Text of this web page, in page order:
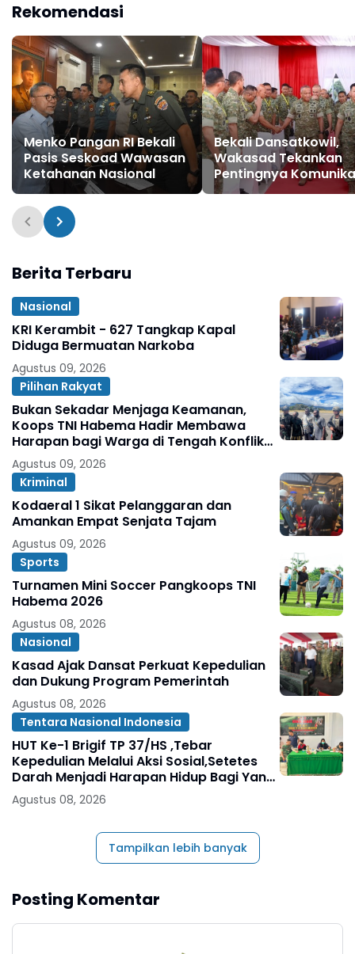
Konflik Ugimba
Rekomendasi
Menko Pangan RI Bekali
Pasis Seskoad Wawasan
Ketahanan Nasional
Bekali Dansatkowil,
Wakasad Tekankan
Pentingnya
Berita Terbaru
Nasional
KRI Kerambit - 627 Tangkap Kapal
Diduga Bermuatan Narkoba
Agustus 09, 2026
Pilihan Rakyat
Bukan Sekadar Menjaga Keamanan,
Koops TNI Habema Hadir Membawa
Harapan bagi Warga di Tengah Konflik
Ugimba
Agustus 09, 2026
Kriminal
Kodaeral 1 Sikat Pelanggaran dan
Amankan Empat Senjata Tajam
Agustus 09, 2026
Sports
Turnamen Mini Soccer Pangkoops TNI
Habema 2026
Agustus 08, 2026
Nasional
Kasad Ajak Dansat Perkuat Kepedulian
dan Dukung Program Pemerintah
Agustus 08, 2026
Tentara Nasional Indonesia
HUT Ke-1 Brigif TP 37/HS ,Tebar
Kepedulian Melalui Aksi Sosial,Setetes
Darah Menjadi Harapan Hidup Bagi Yang
Membutuhkan
Agustus 08, 2026
Tampilkan lebih banyak
Posting Komentar